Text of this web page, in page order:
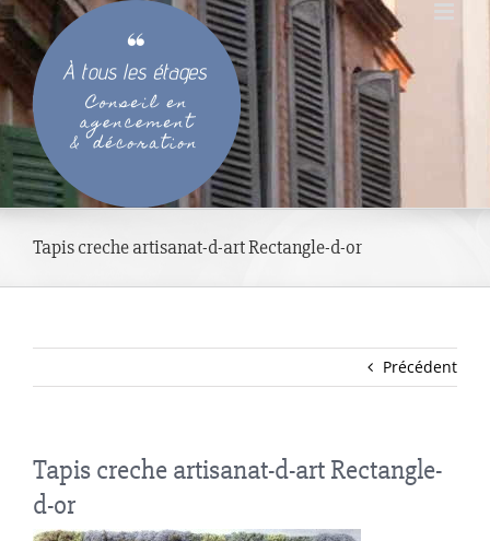
Passer
au
contenu
Tapis creche artisanat-d-art Rectangle-d-or
Précédent
Tapis creche artisanat-d-art Rectangle-
d-or